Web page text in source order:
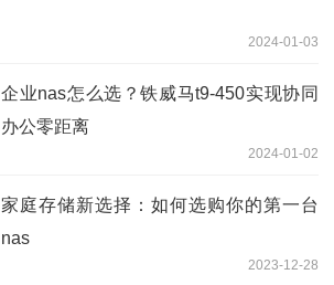
2024-01-03
企业nas怎么选？铁威马t9-450实现协同
办公零距离
2024-01-02
家庭存储新选择：如何选购你的第一台
nas
2023-12-28